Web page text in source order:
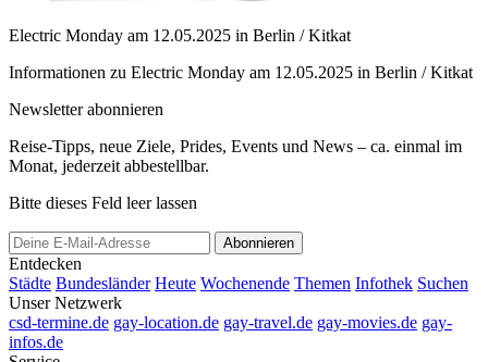
Electric Monday am 12.05.2025 in Berlin / Kitkat
Informationen zu Electric Monday am 12.05.2025 in Berlin / Kitkat
Newsletter abonnieren
Reise-Tipps, neue Ziele, Prides, Events und News – ca. einmal im
Monat, jederzeit abbestellbar.
Bitte dieses Feld leer lassen
Abonnieren
Entdecken
Städte Bundesländer Heute Wochenende Themen Infothek Suchen
Unser Netzwerk
csd-termine.de gay-location.de gay-travel.de gay-movies.de gay-
infos.de